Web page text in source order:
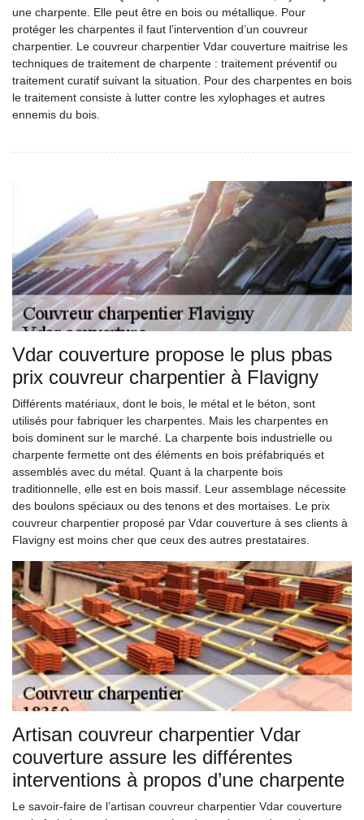
une charpente. Elle peut être en bois ou métallique. Pour
protéger les charpentes il faut l’intervention d’un couvreur
charpentier. Le couvreur charpentier Vdar couverture maitrise les
techniques de traitement de charpente : traitement préventif ou
traitement curatif suivant la situation. Pour des charpentes en bois
le traitement consiste à lutter contre les xylophages et autres
ennemis du bois.
Vdar couverture propose le plus pbas
prix couvreur charpentier à Flavigny
Différents matériaux, dont le bois, le métal et le béton, sont
utilisés pour fabriquer les charpentes. Mais les charpentes en
bois dominent sur le marché. La charpente bois industrielle ou
charpente fermette ont des éléments en bois préfabriqués et
assemblés avec du métal. Quant à la charpente bois
traditionnelle, elle est en bois massif. Leur assemblage nécessite
des boulons spéciaux ou des tenons et des mortaises. Le prix
couvreur charpentier proposé par Vdar couverture à ses clients à
Flavigny est moins cher que ceux des autres prestataires.
Artisan couvreur charpentier Vdar
couverture assure les différentes
interventions à propos d’une charpente
Le savoir-faire de l’artisan couvreur charpentier Vdar couverture